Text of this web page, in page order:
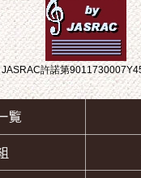
JASRAC許諾第